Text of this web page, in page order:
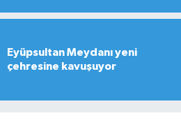
Eyüpsultan Meydanı yeni
çehresine kavuşuyor